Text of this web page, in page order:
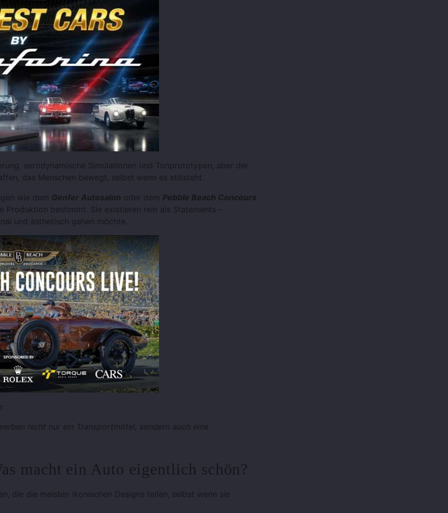
aerodynamische Simulationen und Tonprototypen, aber der
das Menschen bewegt, selbst wenn es stillsteht.
wie dem Genfer Autosalon oder dem Pebble Beach Concours
bestimmt. Sie existieren rein als Statements –
und ästhetisch gehen möchte.
nicht nur ein Transportmittel, sondern auch eine
macht ein Auto eigentlich schön?
die die meisten ikonischen Designs teilen, selbst wenn sie